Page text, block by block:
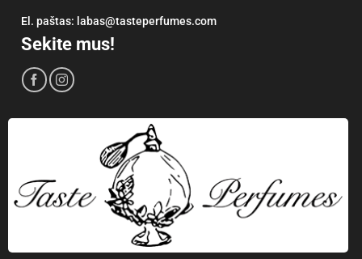
El. paštas: labas@tasteperfumes.com
Sekite mus!